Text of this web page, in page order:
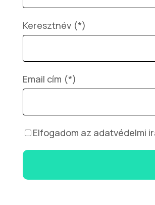
Keresztnév (*)
Email cím (*)
Elfogadom az adatvédelmi